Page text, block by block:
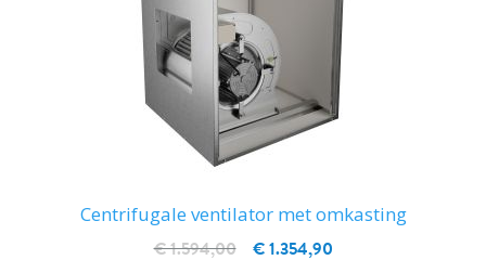
Centrifugale ventilator met omkasting
€ 1.354,90
€ 1.594,00